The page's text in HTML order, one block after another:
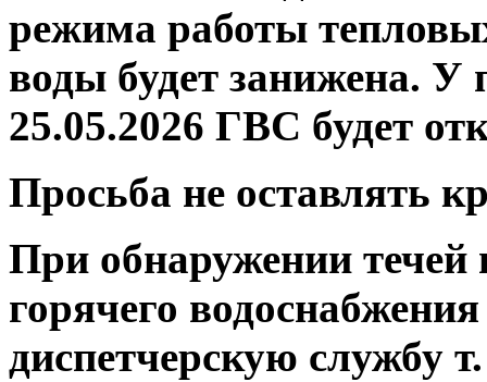
режима работы
воды будет занижена. У
25.05.2026 ГВС будет
Просьба не оставлять
При обнаружении течей
горячего
диспетчерскую службу